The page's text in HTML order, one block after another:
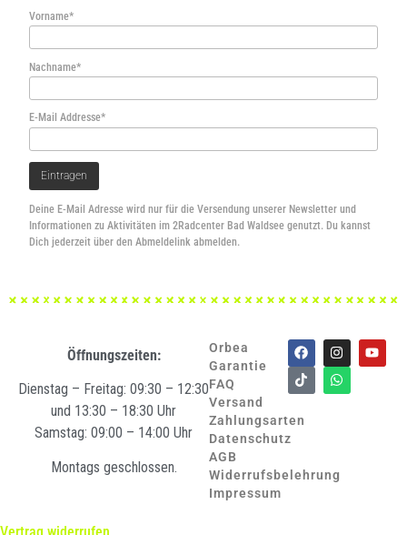
Vorname*
Nachname*
E-Mail Addresse*
Deine E-Mail Adresse wird nur für die Versendung unserer Newsletter und
Informationen zu Aktivitäten im 2Radcenter Bad Waldsee genutzt. Du kannst
Dich jederzeit über den Abmeldelink abmelden.
Öffnungszeiten:
Dienstag – Freitag: 09:30 – 12:30
und 13:30 – 18:30 Uhr
Samstag: 09:00 – 14:00 Uhr
Montags geschlossen.
Orbea
Garantie
FAQ
Versand
Zahlungsarten
Datenschutz
AGB
Widerrufsbelehrung
Impressum
Vertrag widerrufen